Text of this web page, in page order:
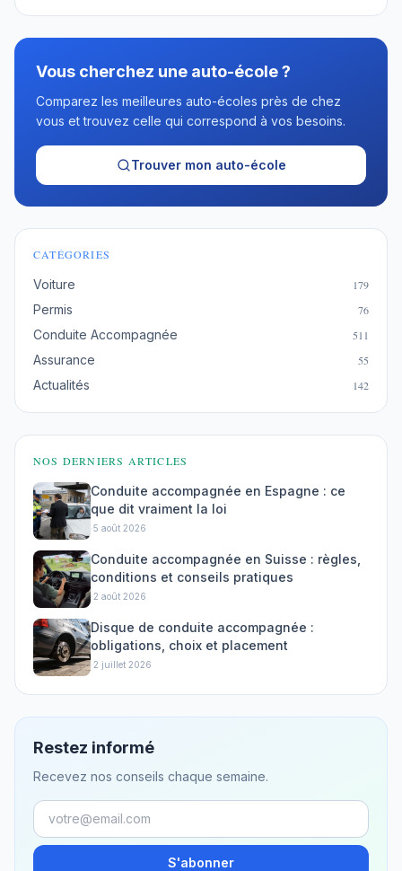
Vous cherchez une auto-école ?
Comparez les meilleures auto-écoles près de chez
vous et trouvez celle qui correspond à vos besoins.
Trouver mon auto-école
CATÉGORIES
Voiture 179
Permis 76
Conduite Accompagnée 511
Assurance 55
Actualités 142
NOS DERNIERS ARTICLES
Conduite accompagnée en Espagne : ce
que dit vraiment la loi
·5 août 2026
Conduite accompagnée en Suisse : règles,
conditions et conseils pratiques
·2 août 2026
Disque de conduite accompagnée :
obligations, choix et placement
·2 juillet 2026
Restez informé
Recevez nos conseils chaque semaine.
S'abonner